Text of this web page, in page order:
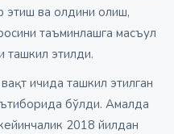
этиш ва олдини олиш,
таъминлашга масъул
этилди.
ичида ташкил этилган
бўлди. Амалда
2018 йилдан